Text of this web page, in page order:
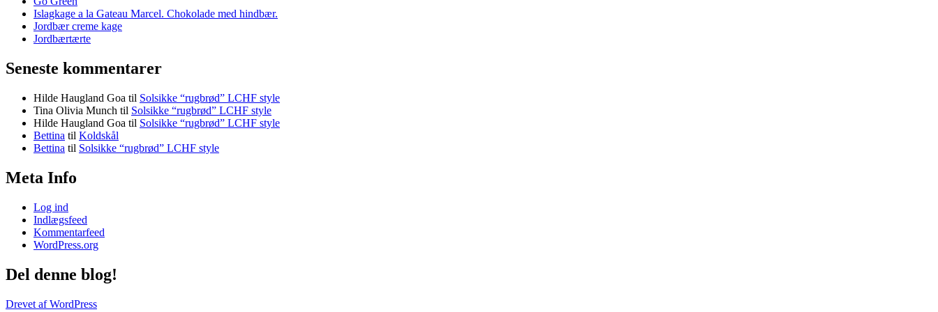
Islagkage a la Gateau Marcel. Chokolade med hindbær.
Jordbær creme kage
Jordbærtærte
Seneste kommentarer
Hilde Haugland Goa til Solsikke “rugbrød” LCHF style
Tina Olivia Munch til Solsikke “rugbrød” LCHF style
Hilde Haugland Goa til Solsikke “rugbrød” LCHF style
Bettina til Koldskål
Bettina til Solsikke “rugbrød” LCHF style
Meta Info
Log ind
Indlægsfeed
Kommentarfeed
WordPress.org
Del denne blog!
Drevet af WordPress